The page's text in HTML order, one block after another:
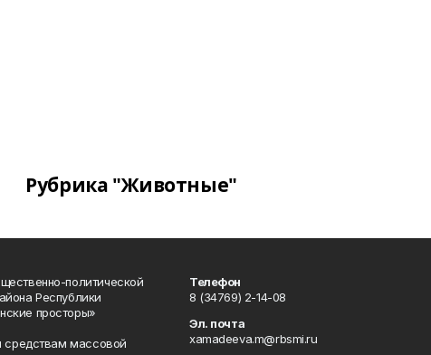
Рубрика "Животные"
политической
Республики
просторы»
средствам массовой
Телефон
8 (34769) 2-14-08
Эл. почта
xamadeeva.m@rbsmi.ru